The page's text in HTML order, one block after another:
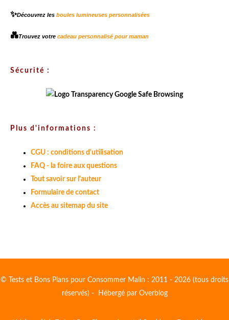
✨Découvrez les boules lumineuses personnalisées
💑Trouvez votre cadeau personnalisé pour maman
Sécurité :
Plus d'informations :
CGU : conditions d'utilisation
FAQ - la foire aux questions
Tout savoir sur l'auteur
Formulaire de contact
Accès au sitemap du site
© Tests et Bons Plans pour Consommer Malin : 2011 - 2026 (tous droits
réservés) - Hébergé par Overblog